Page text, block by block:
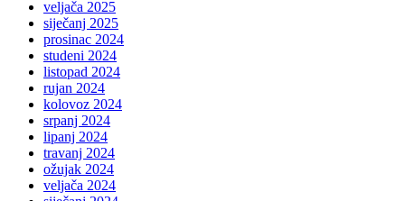
veljača 2025
siječanj 2025
prosinac 2024
studeni 2024
listopad 2024
rujan 2024
kolovoz 2024
srpanj 2024
lipanj 2024
travanj 2024
ožujak 2024
veljača 2024